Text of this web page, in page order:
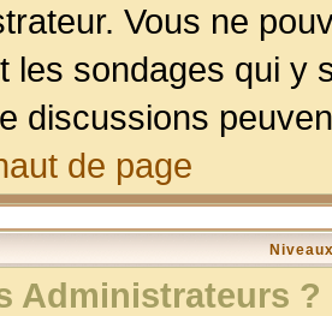
Vous ne
les sondages qui y
discussions
de page
Administrateurs ?